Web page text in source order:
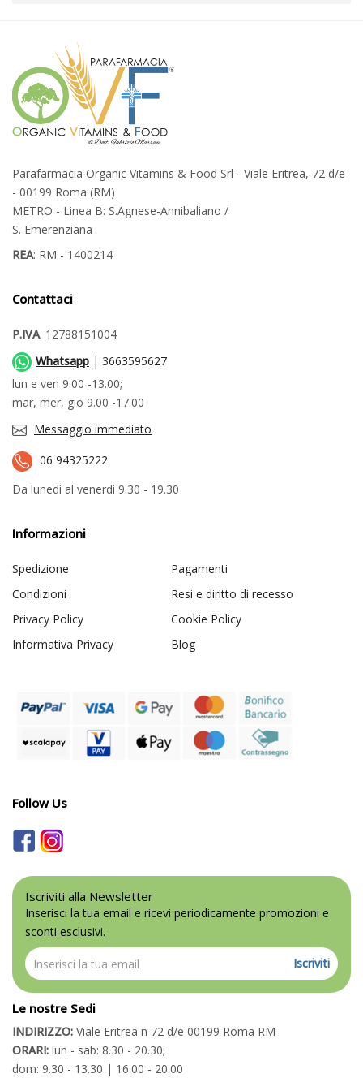
Parafarmacia Organic Vitamins & Food Srl - Viale Eritrea, 72 d/e
- 00199 Roma (RM)
METRO - Linea B: S.Agnese-Annibaliano /
S. Emerenziana
REA: RM - 1400214
Contattaci
P.IVA: 12788151004
Whatsapp | 3663595627
lun e ven 9.00 -13.00;
mar, mer, gio 9.00 -17.00
Messaggio immediato
06 94325222
Da lunedi al venerdi 9.30 - 19.30
Informazioni
Spedizione
Pagamenti
Condizioni
Resi e diritto di recesso
Privacy Policy
Cookie Policy
Informativa Privacy
Blog
Follow Us
Iscriviti alla Newsletter
Inserisci la tua email e ricevi periodicamente promozioni e
sconti esclusivi.
Iscriviti
Le nostre Sedi
INDIRIZZO: Viale Eritrea n 72 d/e 00199 Roma RM
ORARI: lun - sab: 8.30 - 20.30;
dom: 9.30 - 13.30 | 16.00 - 20.00